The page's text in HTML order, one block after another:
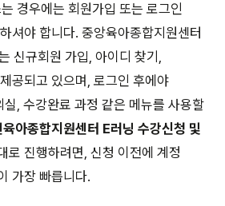
경우에는 회원가입 또는 로그인
셔야 합니다. 중앙육아종합지원센터
신규회원 가입, 아이디 찾기,
공되고 있으며, 로그인 후에야
, 수강완료 과정 같은 메뉴를 사용할
육아종합지원센터 E러닝 수강신청 및
로 진행하려면, 신청 이전에 계정
가장 빠릅니다.